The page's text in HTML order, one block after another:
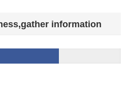
information